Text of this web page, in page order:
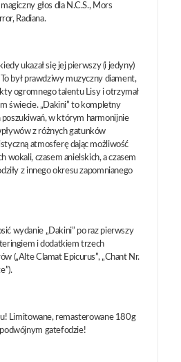
głos dla N.C.S., Mors
Radiana.
ukazał się jej pierwszy (i jedyny)
był prawdziwy muzyczny diament,
ogromnego talentu Lisy i otrzymał
świecie. „Dakini” to kompletny
w którym harmonijnie
z różnych gatunków
atmosferę dając możliwość
wokali, czasem anielskich, a czasem
z innego okresu zapomnianego
wydanie „Dakini” po raz pierwszy
i dodatkiem trzech
(„Alte Clamat Epicurus”, „Chant Nr.
Limitowane, remasterowane 180g
gatefodzie!